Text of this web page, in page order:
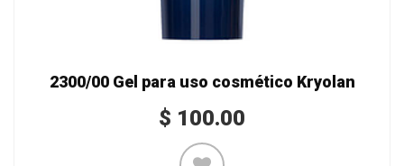
2300/00 Gel para uso cosmético Kryolan
$ 100.00